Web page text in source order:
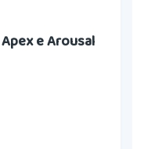
e Arousal